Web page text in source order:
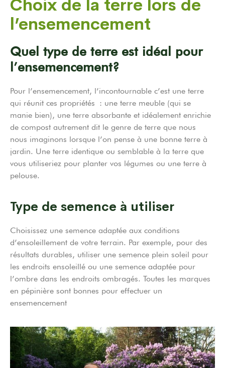
Choix de la terre lors de
l’ensemencement
Quel type de terre est idéal pour
l’ensemencement?
Pour l’ensemencement, l’incontournable c’est une terre
qui réunit ces propriétés : une terre meuble (qui se
manie bien), une terre absorbante et idéalement enrichie
de compost autrement dit le genre de terre que nous
nous imaginons lorsque l’on pense à une bonne terre à
jardin. Une terre identique ou semblable à la terre que
vous utiliseriez pour planter vos légumes ou une terre à
pelouse.
Type de semence à utiliser
Choisissez une semence adaptée aux conditions
d’ensoleillement de votre terrain. Par exemple, pour des
résultats durables, utiliser une semence plein soleil pour
les endroits ensoleillé ou une semence adaptée pour
l’ombre dans les endroits ombragés. Toutes les marques
en pépinière sont bonnes pour effectuer un
ensemencement